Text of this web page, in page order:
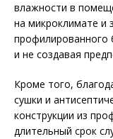
влажности в
на микроклимате и
профилированного
и не создавая
Кроме того,
сушки и
конструкции из
длительный срок